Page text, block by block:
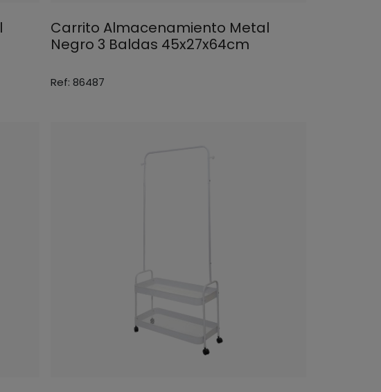
Carrito Almacenamiento Metal
Negro 3 Baldas 45x27x64cm
Ref: 86487